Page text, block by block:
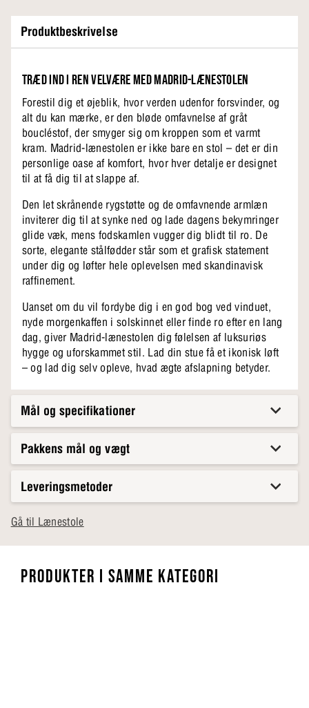
Produktbeskrivelse
TRÆD IND I REN VELVÆRE MED MADRID-LÆNESTOLEN
Forestil dig et øjeblik, hvor verden udenfor forsvinder, og
alt du kan mærke, er den bløde omfavnelse af gråt
boucléstof, der smyger sig om kroppen som et varmt
kram. Madrid-lænestolen er ikke bare en stol – det er din
personlige oase af komfort, hvor hver detalje er designet
til at få dig til at slappe af.
Den let skrånende rygstøtte og de omfavnende armlæn
inviterer dig til at synke ned og lade dagens bekymringer
glide væk, mens fodskamlen vugger dig blidt til ro. De
sorte, elegante stålfødder står som et grafisk statement
under dig og løfter hele oplevelsen med skandinavisk
raffinement.
Uanset om du vil fordybe dig i en god bog ved vinduet,
nyde morgenkaffen i solskinnet eller finde ro efter en lang
dag, giver Madrid-lænestolen dig følelsen af luksuriøs
hygge og uforskammet stil. Lad din stue få et ikonisk løft
– og lad dig selv opleve, hvad ægte afslapning betyder.
Mål og specifikationer
Pakkens mål og vægt
Leveringsmetoder
Gå til Lænestole
PRODUKTER I SAMME KATEGORI